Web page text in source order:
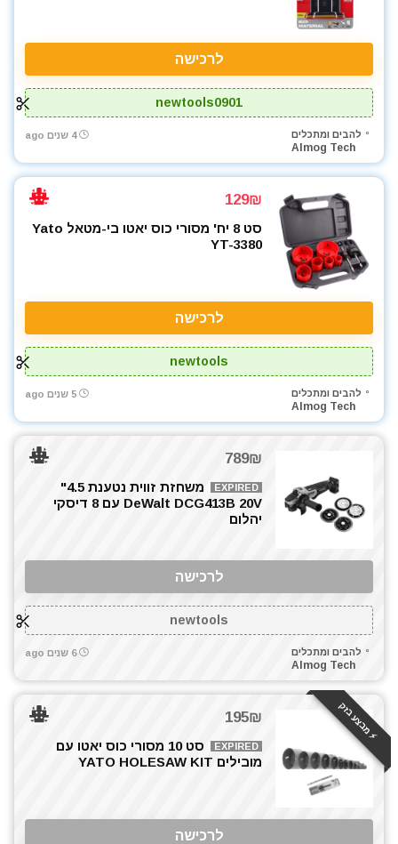
מסכות ריתוך
מעילים
מפתח רטיטה 1/2"
מפתחות רטיטה
מקדחים
מקצוע חשמלי
משחזת זווית
משחזת ציר
נעלי עבודה
פטישון
פנסים ותאורה
קומבו 3 כלים
קומבו 4 כלים
קומבו 8 כלים
קומבו מברגות
רתכת אלקטרונית
שונות
תיקי כלי עבודה
All categories
לרכישה
newtools0901
להבים ומתכלים
Almog Tech
4 שנים ago
129₪
סט 8 יח' מסורי כוס יאטו בי-מטאל Yato
YT-3380
לרכישה
newtools
להבים ומתכלים
Almog Tech
5 שנים ago
789₪
EXPIRED
משחזת זווית נטענת 4.5"
DeWalt DCG413B 20V עם 8 דיסקי
יהלום
לרכישה
newtools
להבים ומתכלים
Almog Tech
6 שנים ago
⚡️ מבצע בזק 195₪
EXPIRED
סט 10 מסורי כוס יאטו עם
מובילים YATO HOLESAW KIT
לרכישה